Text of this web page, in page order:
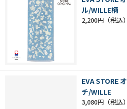
ル/WILLE柄
2,200円
EVA STORE
チ/WILLE
3,080円